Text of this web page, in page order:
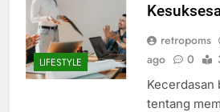
LIFESTYLE
retropoms
ago
0
Kecerdasan
tentang